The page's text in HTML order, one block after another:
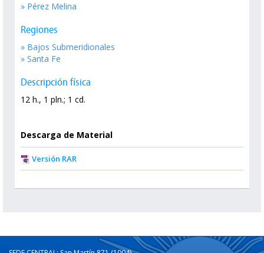
» Pérez Melina
Regiones
» Bajos Submeridionales
» Santa Fe
Descripción física
12 h., 1 pln.; 1 cd.
Descarga de Material
Versión RAR